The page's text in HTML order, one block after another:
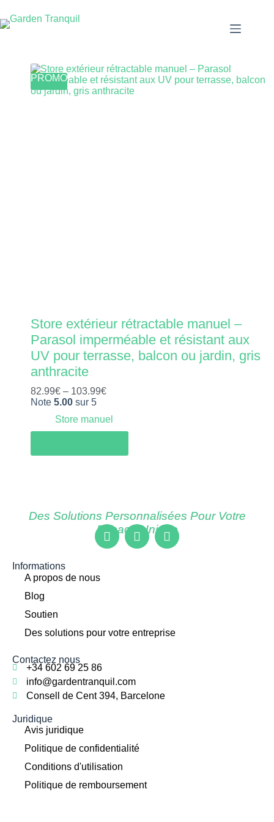
PROMO
Store extérieur rétractable manuel –
Parasol imperméable et résistant aux
UV pour terrasse, balcon ou jardin, gris
anthracite
82.99€ – 103.99€
Note 5.00 sur 5
Store manuel
Des Solutions Personnalisées Pour Votre
Espace Unique
Informations
A propos de nous
Blog
Soutien
Des solutions pour votre entreprise
Contactez nous
+34 602 69 25 86
info@gardentranquil.com
Consell de Cent 394, Barcelone
Juridique
Avis juridique
Politique de confidentialité
Conditions d'utilisation
Politique de remboursement